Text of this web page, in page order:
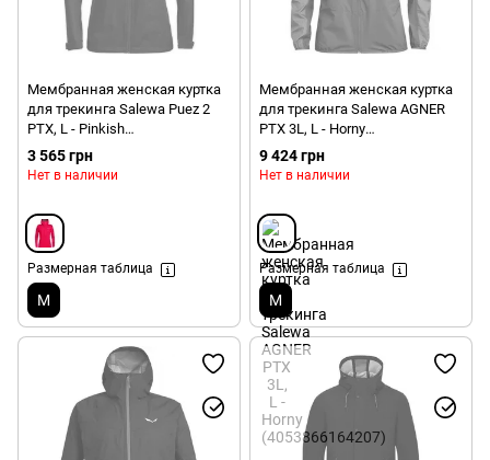
Мембранная женская куртка
для трекинга Salewa Puez 2
PTX, L - Pinkish
(4053866030069)
3 565 грн
Нет в наличии
Размерная таблица
M
Мембранная женская куртка
для трекинга Salewa AGNER
PTX 3L, L - Horny
(4053866164207)
9 424 грн
Нет в наличии
Размерная таблица
M